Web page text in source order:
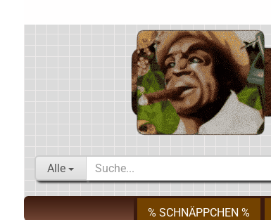
Alle
% SCHNÄPPCHEN %